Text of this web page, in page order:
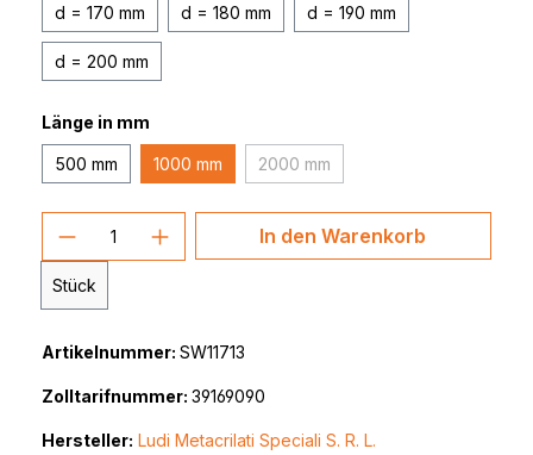
d = 170 mm d = 180 mm d = 190 mm
d = 200 mm
Länge in mm
500 mm 1000 mm 2000 mm(Diese Option ist zurzeit nicht
Produkt Anzahl: Gib den
Stück
In den Warenkorb
Artikelnummer: SW11713
Zolltarifnummer: 39169090
Hersteller: Ludi Metacrilati Speciali S. R. L.